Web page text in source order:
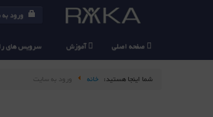
ورود
صفحه اصلی آموزش سرویس های
شما اینجا هستید: خانه ورود به سایت